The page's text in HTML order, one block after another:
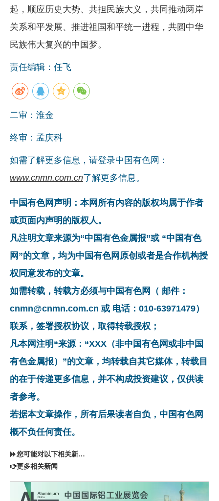
起，顺应历史大势、共担民族大义，共同推动两岸
关系和平发展、推进祖国和平统一进程，共圆中华
民族伟大复兴的中国梦。
责任编辑：任飞
二审：淮金
终审：孟庆科
如需了解更多信息，请登录中国有色网：
www.cnmn.com.cn了解更多信息。
中国有色网声明：本网所有内容的版权均属于作者
或页面内声明的版权人。
凡注明文章来源为“中国有色金属报”或 “中国有色
网”的文章，均为中国有色网原创或者是合作机构授
权同意发布的文章。
如需转载，转载方必须与中国有色网（ 邮件：
cnmn@cnmn.com.cn 或 电话：010-63971479）
联系，签署授权协议，取得转载授权；
凡本网注明“来源：“XXX（非中国有色网或非中国
有色金属报）”的文章，均转载自其它媒体，转载目
的在于传递更多信息，并不构成投资建议，仅供读
者参考。
若据本文章操作，所有后果读者自负，中国有色网
概不负任何责任。
您可能对以下相关新闻同样感兴趣
更多相关新闻